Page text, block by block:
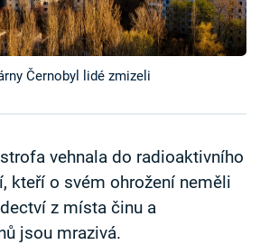
Černobyl lidé zmizeli
vehnala do radioaktivního
kteří o svém ohrožení neměli
z místa činu a
jsou mrazivá.